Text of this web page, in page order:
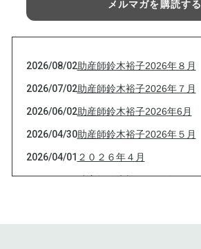
メルマガを購読する
2026/08/02助産師鈴木裕子2026年８月
2026/07/02助産師鈴木裕子2026年７月
2026/06/02助産師鈴木裕子2026年6月
2026/04/30助産師鈴木裕子2026年５月
2026/04/01 ２０２６年４月
2026/03/01助産師鈴木裕子2026年３月
2026/01/04助産師鈴木裕子2026年1月